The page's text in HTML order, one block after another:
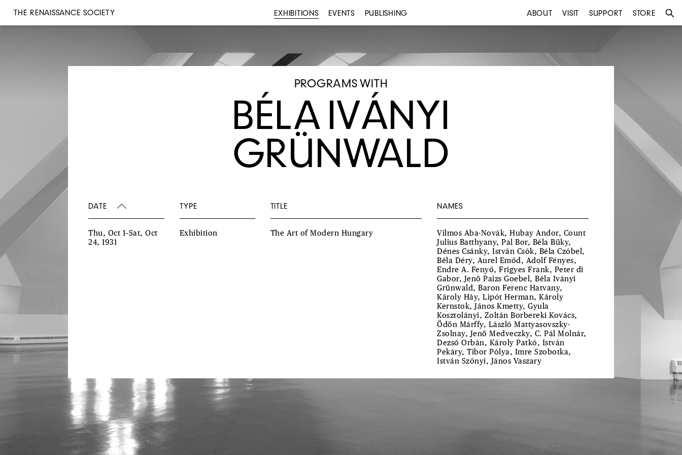
THE RENAISSANCE SOCIETY EXHIBITIONS EVENTS PUBLISHING ABOUT VISIT SUPPORT STORE
PROGRAMS WITH
BÉLA IVÁNYI
GRÜNWALD
DATE TYPE TITLE NAMES
Thu, Oct 1–Sat, Oct
24, 1931
Exhibition The Art of Modern Hungary
Vilmos Aba-Novák, Hubay Andor, Count
Julius Batthyany, Pal Bor, Béla Büky,
Dénes Csánky, István Csók, Béla Czóbel,
Béla Déry, Aurel Emőd, Adolf Fényes,
Endre A. Fenyő, Frigyes Frank, Peter di
Gabor, Jenö Paizs Goebel, Béla Iványi
Grünwald, Baron Ferenc Hatvany,
Károly Háy, Lipót Herman, Károly
Kernstok, János Kmetty, Gyula
Kosztolányi, Zoltán Borbereki Kovács,
Ödön Márffy, László Mattyasovszky-
Zsolnay, Jenö Medveczky, C. Pál Molnár,
Dezső Orbán, Károly Patkó, István
Pekáry, Tibor Pólya, Imre Szobotka,
István Szőnyi, János Vaszary